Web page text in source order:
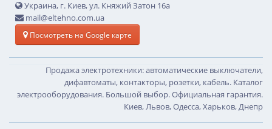
Украина, г. Киев, ул. Княжий Затон 16а
mail@eltehno.com.ua
Посмотреть на Google карте
Продажа электротехники: автоматические выключатели,
дифавтоматы, контакторы, розетки, кабель. Каталог
электрооборудования. Большой выбор. Официальная гарантия.
Киев, Львов, Одесса, Харьков, Днепр